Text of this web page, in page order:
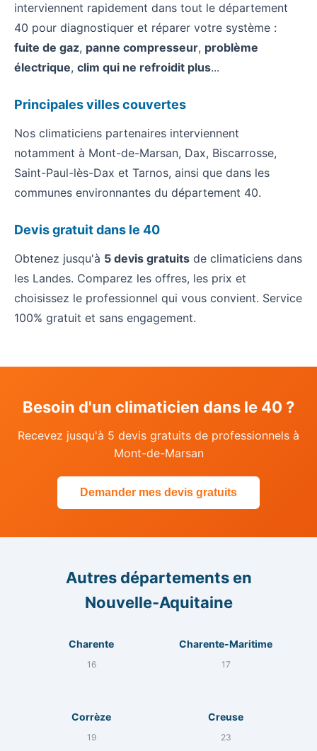
interviennent rapidement dans tout le département
40 pour diagnostiquer et réparer votre système :
fuite de gaz, panne compresseur, problème
électrique, clim qui ne refroidit plus...
Principales villes couvertes
Nos climaticiens partenaires interviennent
notamment à Mont-de-Marsan, Dax, Biscarrosse,
Saint-Paul-lès-Dax et Tarnos, ainsi que dans les
communes environnantes du département 40.
Devis gratuit dans le 40
Obtenez jusqu'à 5 devis gratuits de climaticiens dans
les Landes. Comparez les offres, les prix et
choisissez le professionnel qui vous convient. Service
100% gratuit et sans engagement.
Besoin d'un climaticien dans le 40 ?
Recevez jusqu'à 5 devis gratuits de professionnels à
Mont-de-Marsan
Demander mes devis gratuits
Autres départements en
Nouvelle-Aquitaine
Charente
16
Charente-Maritime
17
Corrèze
19
Creuse
23